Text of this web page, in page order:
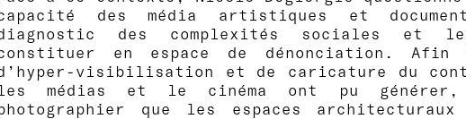
des média artistiques et
des complexités sociales et
en espace de dénonciation. Afin
visibilisation et de caricature du
médias et le cinéma ont pu
que les espaces